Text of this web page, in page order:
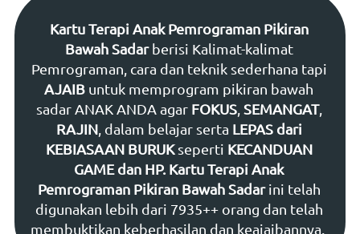
Kartu Terapi Anak Pemrograman Pikiran
Bawah Sadar berisi Kalimat-kalimat
AJAIB untuk memprogram pikiran bawah
sadar ANAK ANDA agar FOKUS, SEMANGAT
RAJIN, dalam belajar serta LEPAS dari
KEBIASAAN BURUK seperti KECANDUAN
GAME dan HP. Kartu Terapi Anak
Pemrograman Pikiran Bawah Sadar ini telah
digunakan lebih dari 7935++ orang dan telah
membuktikan keberhasilan dan keajaibannya.